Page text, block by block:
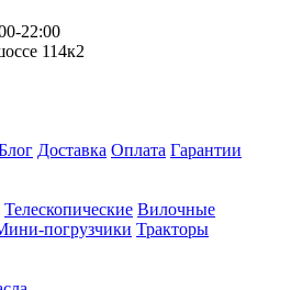
22:00
114к2
Доставка Оплата Гарантии
Телескопические Вилочные
погрузчики Тракторы